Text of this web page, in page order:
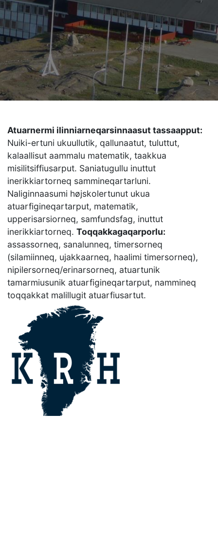
Atuarnermi ilinniarneqarsinnaasut tassaapput:
Nuiki-ertuni ukuullutik, qallunaatut, tuluttut,
kalaallisut aammalu matematik, taakkua
misilitsiffiusarput. Saniatugullu inuttut
inerikkiartorneq sammineqartarluni.
Naliginnaasumi højskolertunut ukua
atuarfigineqartarput, matematik,
upperisarsiorneq, samfundsfag, inuttut
inerikkiartorneq. Toqqakkagaqarporlu:
assassorneq, sanalunneq, timersorneq
(silamiinneq, ujakkaarneq, haalimi timersorneq),
nipilersorneq/erinarsorneq, atuartunik
tamarmiusunik atuarfigineqartarput, nammineq
toqqakkat malillugit atuarfiusartut.